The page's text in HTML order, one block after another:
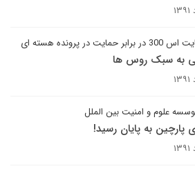
در پرونده هسته ای
به سبک روس ها
علوم و امنیت بین الملل
پارچین به پایان رسید!